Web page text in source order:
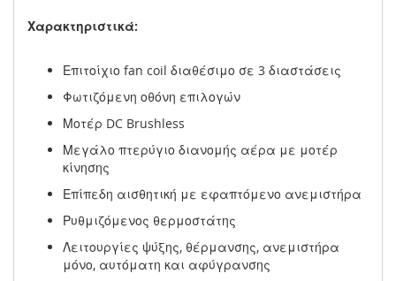
Χαρακτηριστικά:
Επιτοίχιο fan coil διαθέσιμο σε 3 διαστάσεις
Φωτιζόμενη οθόνη επιλογών
Μοτέρ DC Brushless
Μεγάλο πτερύγιο διανομής αέρα με μοτέρ
κίνησης
Επίπεδη αισθητική με εφαπτόμενο ανεμιστήρα
Ρυθμιζόμενος θερμοστάτης
Λειτουργίες ψύξης, θέρμανσης, ανεμιστήρα
μόνο, αυτόματη και αφύγρανσης